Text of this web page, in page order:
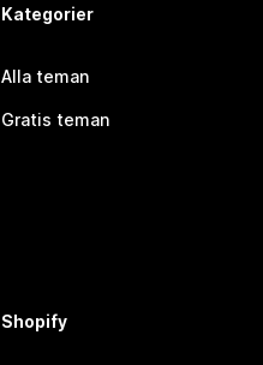
Kategorier
Alla teman
Gratis teman
Shopify